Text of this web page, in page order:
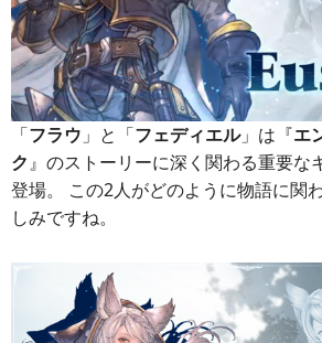
「フラウ 」と「フェディエル」は『エ
ク』のストーリーに深く関わる重要な
登場。 この2人がどのように物語に関
しみですね。